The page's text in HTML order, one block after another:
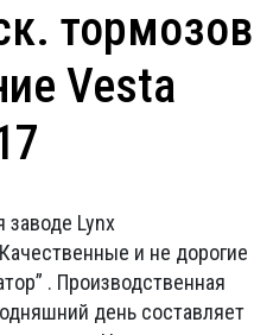
тормозов
Vesta
заводе Lynx
и не дорогие
. Производственная
день составляет